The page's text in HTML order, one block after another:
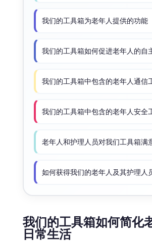
我们的工具箱为老年人提供的功能
我们的工具箱如何促进老年人的自
我们的工具箱中包含的老年人通信
我们的工具箱中包含的老年人安全
老年人和护理人员对我们工具箱满
如何获得我们的老年人及其护理人
我们的工具箱如何简化
日常生活